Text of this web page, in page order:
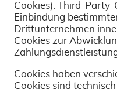
Cookies). Third-
Einbindung
Drittunternehmen
Cookies zur
Cookies haben
Cookies sind